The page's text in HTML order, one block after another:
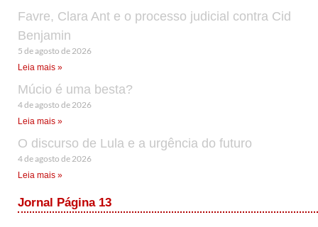
Favre, Clara Ant e o processo judicial contra Cid
Benjamin
5 de agosto de 2026
Leia mais »
Múcio é uma besta?
4 de agosto de 2026
Leia mais »
O discurso de Lula e a urgência do futuro
4 de agosto de 2026
Leia mais »
Jornal Página 13